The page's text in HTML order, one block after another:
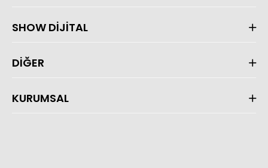
SHOW DİJİTAL
DİĞER
KURUMSAL